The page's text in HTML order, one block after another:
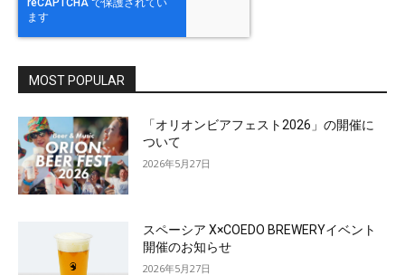
MOST POPULAR
「オリオンビアフェスト2026」の開催に
ついて
2026年5月27日
スペーシア X×COEDO BREWERYイベント
開催のお知らせ
2026年5月27日